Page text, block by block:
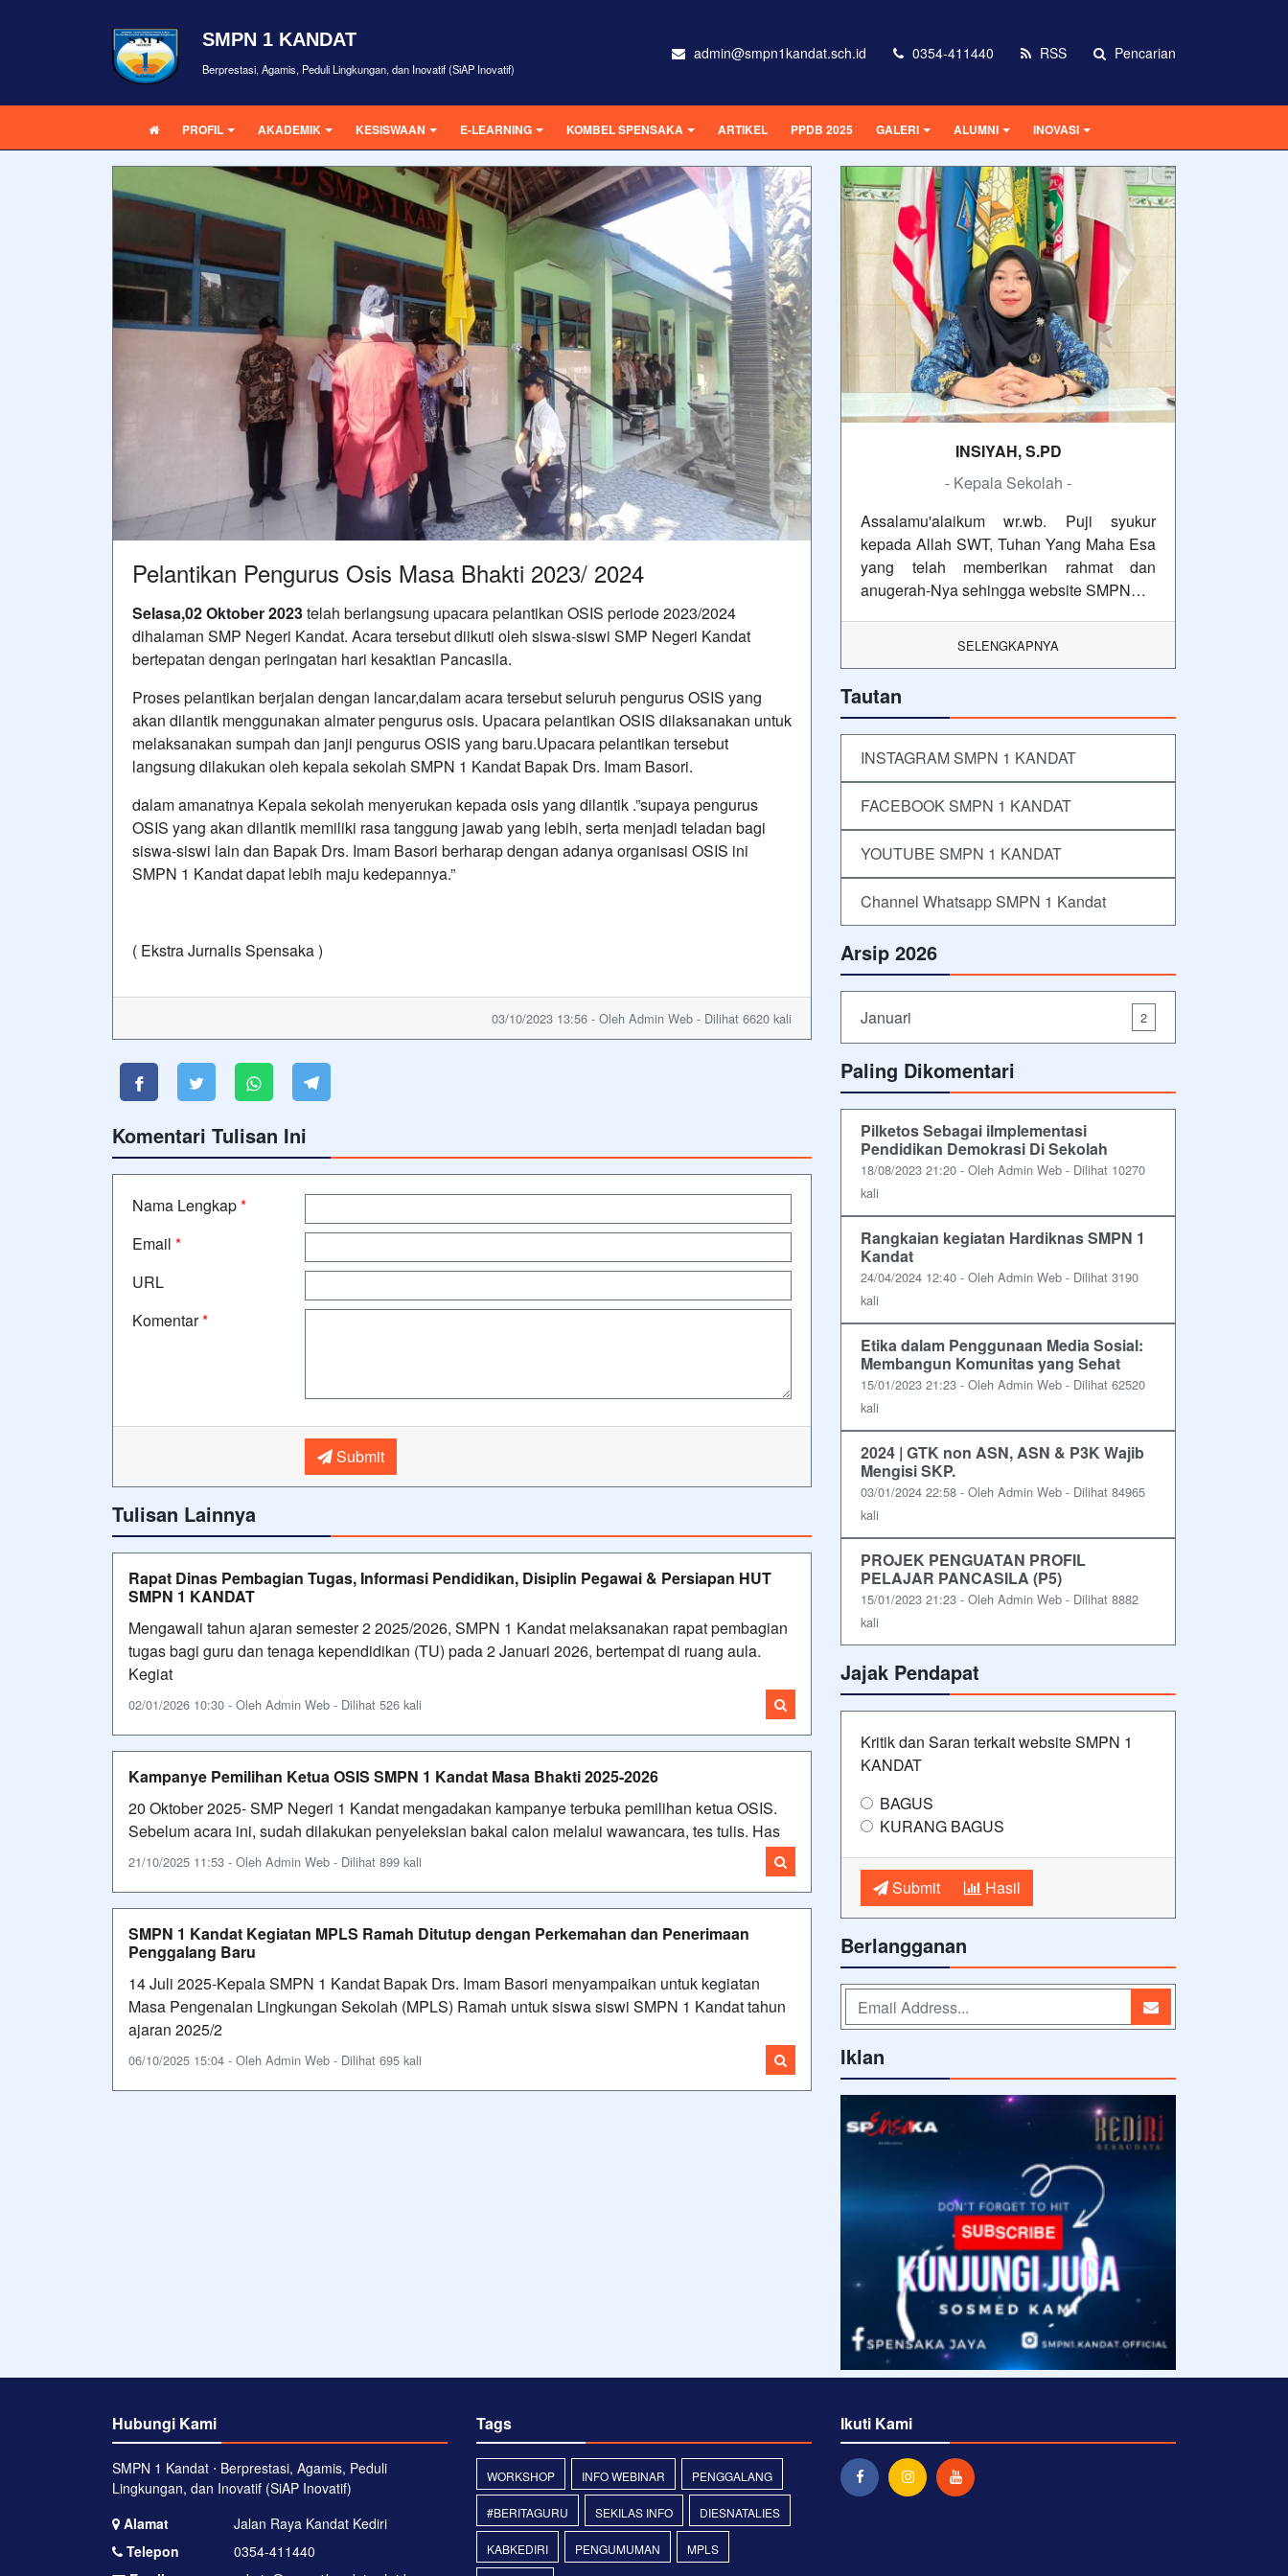
SMPN 1 KANDAT
Berprestasi, Agamis, Peduli Lingkungan, dan Inovatif (SiAP Inovatif)
admin@smpn1kandat.sch.id 0354-411440 RSS Pencarian
PROFIL AKADEMIK KESISWAAN E-LEARNING KOMBEL SPENSAKA ARTIKEL PPDB 2025 GALERI ALUMNI INOVASI
Pelantikan Pengurus Osis Masa Bhakti 2023/ 2024
Selasa,02 Oktober 2023telah berlangsung upacara pelantikan OSIS periode 2023/2024
dihalaman SMP Negeri Kandat. Acara tersebut diikuti oleh siswa-siswi SMP Negeri Kandat
bertepatan dengan peringatan hari kesaktian Pancasila.
Proses pelantikan berjalan dengan lancar,dalam acara tersebut seluruh pengurus OSIS yang
akan dilantik menggunakan almater pengurus osis. Upacara pelantikan OSIS dilaksanakan untuk
melaksanakan sumpah dan janji pengurus OSIS yang baru.Upacara pelantikan tersebut
langsung dilakukan oleh kepala sekolah SMPN 1 Kandat Bapak Drs. Imam Basori.
dalam amanatnya Kepala sekolah menyerukan kepada osis yang dilantik .”supaya pengurus
OSIS yang akan dilantik memiliki rasa tanggung jawab yang lebih, serta menjadi teladan bagi
siswa-siswi lain dan Bapak Drs. Imam Basori berharap dengan adanya organisasi OSIS ini
SMPN 1 Kandat dapat lebih maju kedepannya.”
( Ekstra Jurnalis Spensaka )
03/10/2023 13:56 - Oleh Admin Web - Dilihat 6620 kali
Komentari Tulisan Ini
Nama Lengkap*
Email *
URL
Komentar*
Submit
Tulisan Lainnya
Rapat Dinas Pembagian Tugas, Informasi Pendidikan, Disiplin Pegawai & Persiapan HUT
SMPN 1 KANDAT
Mengawali tahun ajaran semester 2 2025/2026, SMPN 1 Kandat melaksanakan rapat pembagian
tugas bagi guru dan tenaga kependidikan (TU) pada 2 Januari 2026, bertempat di ruang aula.
Kegiat
02/01/2026 10:30 - Oleh Admin Web - Dilihat 526 kali
Kampanye Pemilihan Ketua OSIS SMPN 1 Kandat Masa Bhakti 2025-2026
20 Oktober 2025- SMP Negeri 1 Kandat mengadakan kampanye terbuka pemilihan ketua OSIS.
Sebelum acara ini, sudah dilakukan penyeleksian bakal calon melalui wawancara, tes tulis. Has
21/10/2025 11:53 - Oleh Admin Web - Dilihat 899 kali
SMPN 1 Kandat Kegiatan MPLS Ramah Ditutup dengan Perkemahan dan Penerimaan
Penggalang Baru
14 Juli 2025-Kepala SMPN 1 Kandat Bapak Drs. Imam Basori menyampaikan untuk kegiatan
Masa Pengenalan Lingkungan Sekolah (MPLS) Ramah untuk siswa siswi SMPN 1 Kandat tahun
ajaran 2025/2
06/10/2025 15:04 - Oleh Admin Web - Dilihat 695 kali
INSIYAH, S.PD
- Kepala Sekolah -
Assalamu'alaikum wr.wb. Puji syukur
kepada Allah SWT, Tuhan Yang Maha Esa
yang telah memberikan rahmat dan
anugerah-Nya sehingga website SMPN…
SELENGKAPNYA
Tautan
INSTAGRAM SMPN 1 KANDAT
FACEBOOK SMPN 1 KANDAT
YOUTUBE SMPN 1 KANDAT
Channel Whatsapp SMPN 1 Kandat
Arsip 2026
Januari 2
Paling Dikomentari
Pilketos Sebagai iImplementasi
Pendidikan Demokrasi Di Sekolah
18/08/2023 21:20 - Oleh Admin Web - Dilihat 10270
kali
Rangkaian kegiatan Hardiknas SMPN 1
Kandat
24/04/2024 12:40 - Oleh Admin Web - Dilihat 3190
kali
Etika dalam Penggunaan Media Sosial:
Membangun Komunitas yang Sehat
15/01/2023 21:23 - Oleh Admin Web - Dilihat 62520
kali
2024 | GTK non ASN, ASN & P3K Wajib
Mengisi SKP.
03/01/2024 22:58 - Oleh Admin Web - Dilihat 84965
kali
PROJEK PENGUATAN PROFIL
PELAJAR PANCASILA (P5)
15/01/2023 21:23 - Oleh Admin Web - Dilihat 8882
kali
Jajak Pendapat
Kritik dan Saran terkait website SMPN 1
KANDAT
BAGUS
KURANG BAGUS
Submit Hasil
Berlangganan
Iklan
Hubungi Kami
SMPN 1 Kandat ⋅ Berprestasi, Agamis, Peduli
Lingkungan, dan Inovatif (SiAP Inovatif)
Alamat
Jalan Raya Kandat Kediri
Telepon
0354-411440
Tags
WORKSHOP INFO WEBINAR PENGGALANG
#BERITAGURU SEKILAS INFO DIESNATALIES
KABKEDIRI PENGUMUMAN MPLS
Ikuti Kami